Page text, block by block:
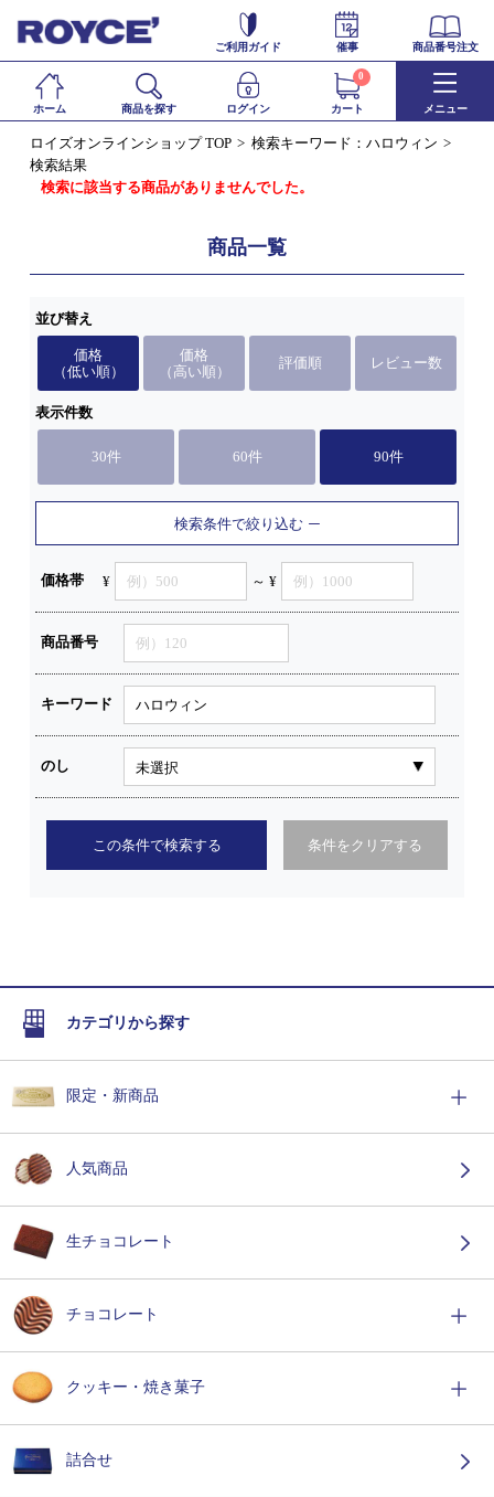
ご利用ガイド 催事 商品番号注文
ホーム 商品を探す ログイン カート
0
メニュー
ロイズオンラインショップ TOP
検索キーワード：ハロウィン
検索結果
検索に該当する商品がありませんでした。
商品一覧
並び替え
価格
（低い順）
価格
（高い順）
評価順 レビュー数
表示件数
30件 60件 90件
検索条件で絞り込む
価格帯 ¥ ～ ¥
商品番号
キーワード
のし
この条件で検索する 条件をクリアする
カテゴリから探す
限定・新商品
人気商品
生チョコレート
チョコレート
クッキー・焼き菓子
詰合せ